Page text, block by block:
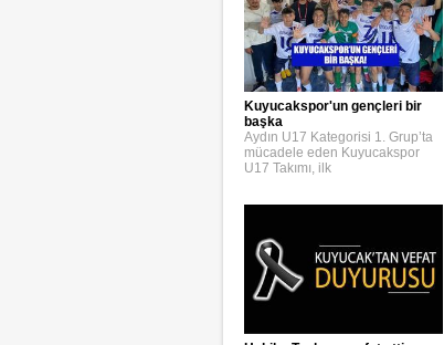
Kuyucakspor'un gençleri bir
başka
Aydın U17 Kategorisi 1. Grup’ta
mücadele eden Kuyucakspor
U17 Takımı, ilk